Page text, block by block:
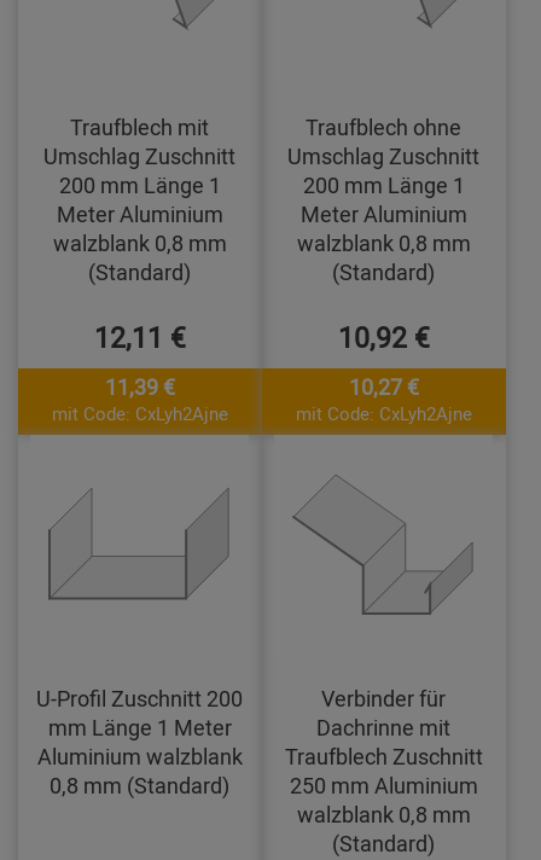
Traufblech mit
Umschlag Zuschnitt
200 mm Länge 1
Meter Aluminium
walzblank 0,8 mm
(Standard)
12,11 €
11,39 €
mit Code: CxLyh2Ajne
Traufblech ohne
Umschlag Zuschnitt
200 mm Länge 1
Meter Aluminium
walzblank 0,8 mm
(Standard)
10,92 €
10,27 €
mit Code: CxLyh2Ajne
U-Profil Zuschnitt 200
mm Länge 1 Meter
Aluminium walzblank
0,8 mm (Standard)
Verbinder für
Dachrinne mit
Traufblech Zuschnitt
250 mm Aluminium
walzblank 0,8 mm
(Standard)